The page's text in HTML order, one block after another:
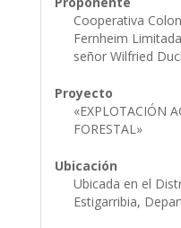
Cooperativa
Fernheim
señor Wilfried
Proyecto
«EXPLOTACIÓN
FORESTAL»
Ubicación
Ubicada en el
Estigarribia,